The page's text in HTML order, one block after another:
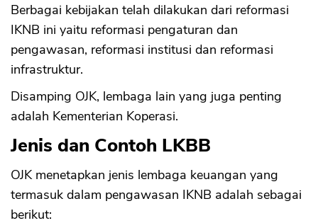
Berbagai kebijakan telah dilakukan dari reformasi
IKNB ini yaitu reformasi pengaturan dan
pengawasan, reformasi institusi dan reformasi
infrastruktur.
Disamping OJK, lembaga lain yang juga penting
adalah Kementerian Koperasi.
Jenis dan Contoh LKBB
OJK menetapkan jenis lembaga keuangan yang
termasuk dalam pengawasan IKNB adalah sebagai
berikut: